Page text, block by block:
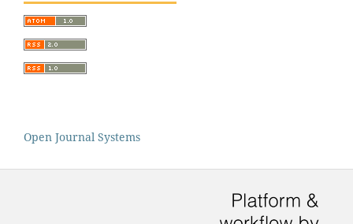
Open Journal Systems